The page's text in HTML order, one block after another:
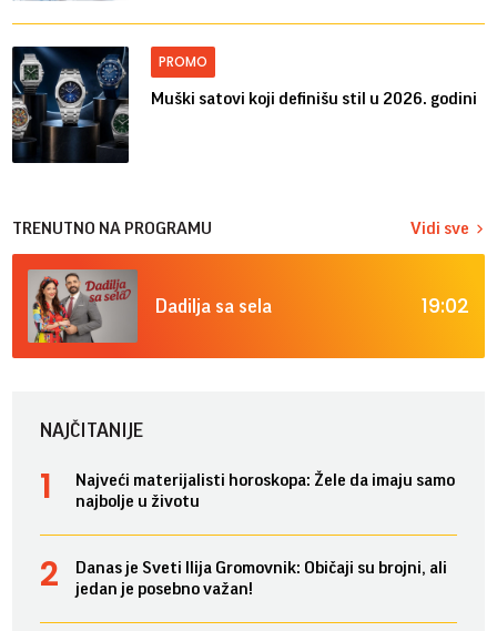
PROMO
Muški satovi koji definišu stil u 2026. godini
TRENUTNO NA PROGRAMU Vidi sve
Dadilja sa sela 19:02
NAJČITANIJE
Najveći materijalisti horoskopa: Žele da imaju samo
najbolje u životu
Danas je Sveti Ilija Gromovnik: Običaji su brojni, ali
jedan je posebno važan!